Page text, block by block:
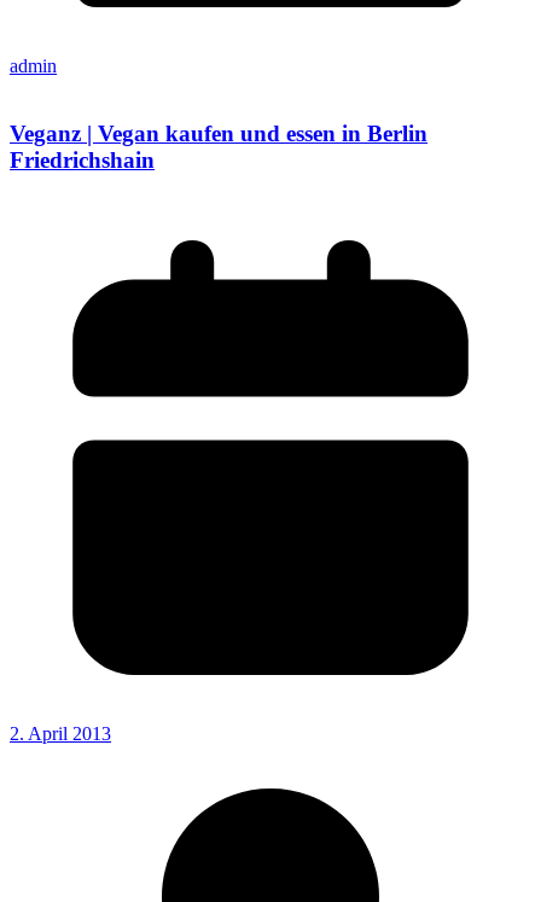
admin
Veganz | Vegan kaufen und essen in Berlin
Friedrichshain
2. April 2013